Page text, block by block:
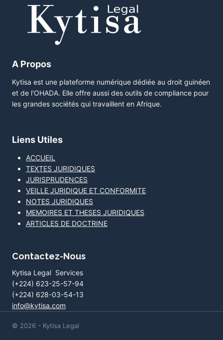
A Propos
Kytisa est une plateforme numérique dédiée au droit guinéen
et de l'OHADA. Elle offre aussi des outils de compliance pour
les grandes sociétés qui travaillent en Afrique.
Liens Utiles
ACCUEIL
TEXTES JURIDIQUES
JURISPRUDENCES
VEILLE JURIDIQUE ET CONFORMITE
NOTES JURIDIQUES
MEMOIRES ET THESES JURIDIQUES
ARTICLES DE DOCTRINE
Contactez-Nous
Kytisa Legal Services
(+224) 623-25-57-94
(+224) 628-03-54-13
info@kytisa.com
© 2026 - Kytisa Legal